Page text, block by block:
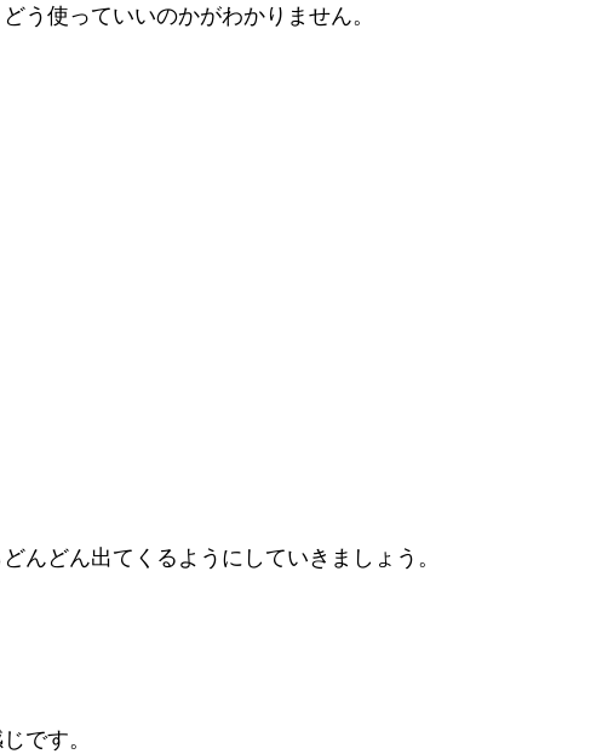
う使っていいのかがわかりません。
んどん出てくるようにしていきましょう。
です。